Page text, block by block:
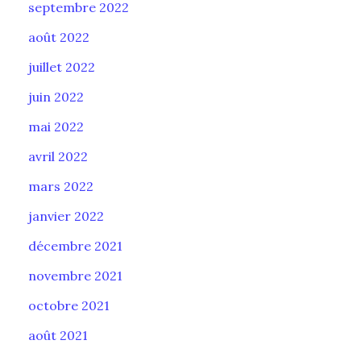
septembre 2022
août 2022
juillet 2022
juin 2022
mai 2022
avril 2022
mars 2022
janvier 2022
décembre 2021
novembre 2021
octobre 2021
août 2021